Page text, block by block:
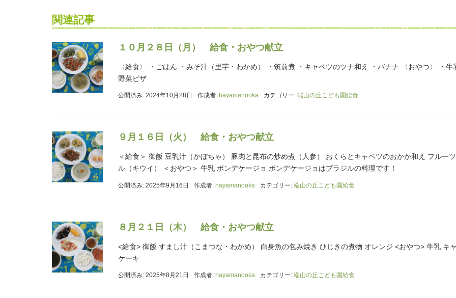
関連記事
１０月２８日（月） 給食・おやつ献立
〈給食〉 ・ごはん ・みそ汁（里芋・わかめ） ・筑前煮 ・キャベツのツナ和え ・バナナ 〈おやつ〉 ・牛
野菜ピザ
公開済み: 2024年10月28日 作成者: hayamanooka カテゴリー: 端山の丘こども園給食
９月１６日（火） 給食・おやつ献立
＜給食＞ 御飯 豆乳汁（かぼちゃ） 豚肉と昆布の炒め煮（人参） おくらとキャベツのおかか和え フルー
ル（キウイ） ＜おやつ＞ 牛乳 ポンデケージョ ポンデケージョはブラジルの料理です！
公開済み: 2025年9月16日 作成者: hayamanooka カテゴリー: 端山の丘こども園給食
８月２１日（木） 給食・おやつ献立
<給食> 御飯 すまし汁（こまつな・わかめ） 白身魚の包み焼き ひじきの煮物 オレンジ <おやつ> 牛乳 キ
ケーキ
公開済み: 2025年8月21日 作成者: hayamanooka カテゴリー: 端山の丘こども園給食